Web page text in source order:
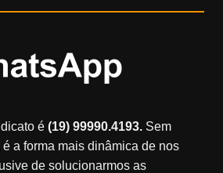
é(19) 99990.4193.Sem
a forma mais dinâmica de nos
de solucionarmos as